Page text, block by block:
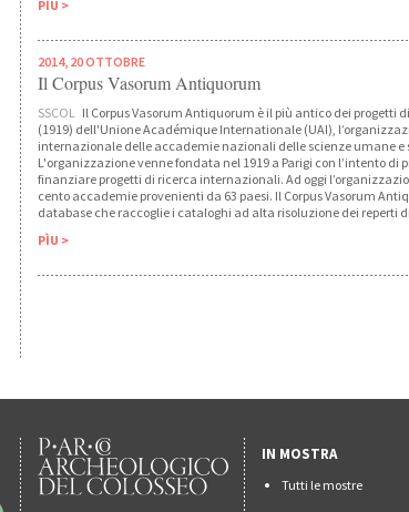
PÌU >
2014, 20 OTTOBRE
Il Corpus Vasorum Antiquorum
SSCOL Il Corpus Vasorum Antiquorum è il più antico dei progetti
(1919) dell'Unione Académique Internationale (UAI),
internazionale delle accademie nazionali delle scienze umane e
L'organizzazione venne fondata nel 1919 a Parigi con l’intento di
finanziare progetti di ricerca internazionali. Ad oggi
cento accademie provenienti da 63 paesi. Il Corpus Vasorum
database che raccoglie i cataloghi ad alta risoluzione dei reperti
PÌU >
IN MOSTRA
Tutti le mostre